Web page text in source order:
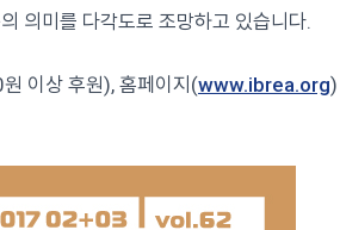
의미를 다각도로 조망하고 있습니다.
이상 후원), 홈페이지(www.ibrea.org)